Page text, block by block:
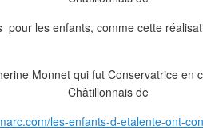
pour les enfants, comme cette
les-enfants-d-etalente-ont-